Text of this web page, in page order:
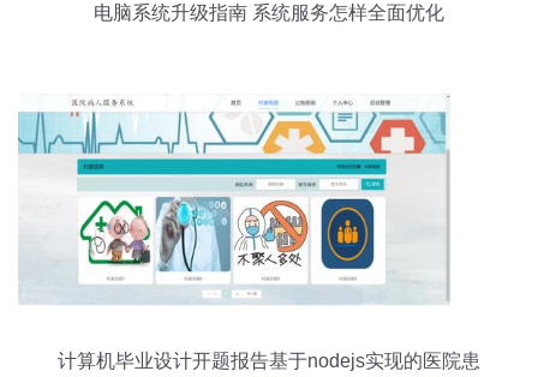
电脑系统升级指南 系统服务怎样全面优化
计算机毕业设计开题报告基于nodejs实现的医院患